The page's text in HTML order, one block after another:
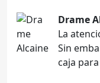
Drame
La
Sin
caja